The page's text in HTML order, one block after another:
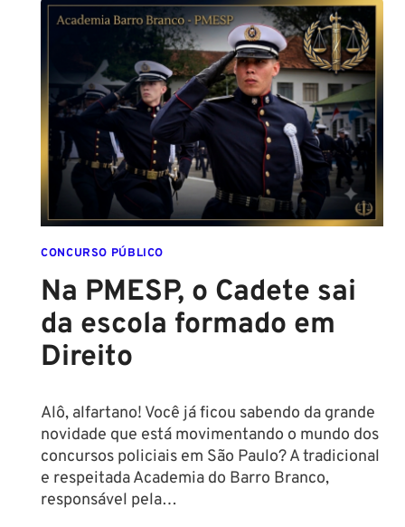
SER
POLICIAL?
DESCUBRA
AS
NOVAS
REGRAS!
ALTURA
MÍNIMA
PARA
CONCURSO
POLICIAL:
CONCURSO PÚBLICO
Na PMESP, o Cadete sai
da escola formado em
Direito
Alô, alfartano! Você já ficou sabendo da grande
novidade que está movimentando o mundo dos
concursos policiais em São Paulo? A tradicional
e respeitada Academia do Barro Branco,
responsável pela…